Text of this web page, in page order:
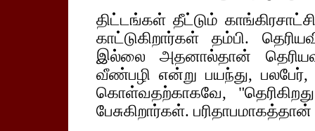
திட்டங்கள் தீட்டும்
காட்டுகிறார்கள் தம்பி.
இல்லை அதனால்தான்
வீண்பழி என்று பயந்து,
கொள்வதற்காகவே,
பேசுகிறார்கள். பரிதாபமாகத்தான்